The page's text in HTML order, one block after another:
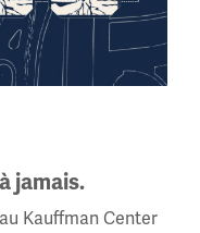
jamais.
Kauffman Center